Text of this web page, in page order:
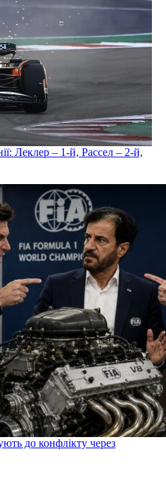
Леклер – 1-й, Рассел – 2-й,
до конфлікту через